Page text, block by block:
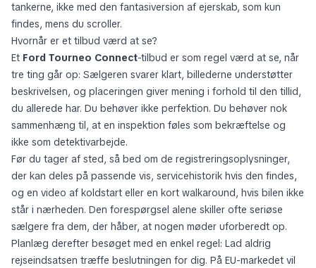
tankerne, ikke med den fantasiversion af ejerskab, som kun
findes, mens du scroller.
Hvornår er et tilbud værd at se?
Et Ford Tourneo Connect-tilbud er som regel værd at se, når
tre ting går op: Sælgeren svarer klart, billederne understøtter
beskrivelsen, og placeringen giver mening i forhold til den tillid,
du allerede har. Du behøver ikke perfektion. Du behøver nok
sammenhæng til, at en inspektion føles som bekræftelse og
ikke som detektivarbejde.
Før du tager af sted, så bed om de registreringsoplysninger,
der kan deles på passende vis, servicehistorik hvis den findes,
og en video af koldstart eller en kort walkaround, hvis bilen ikke
står i nærheden. Den forespørgsel alene skiller ofte seriøse
sælgere fra dem, der håber, at nogen møder uforberedt op.
Planlæg derefter besøget med en enkel regel: Lad aldrig
rejseindsatsen træffe beslutningen for dig. På EU-markedet vil